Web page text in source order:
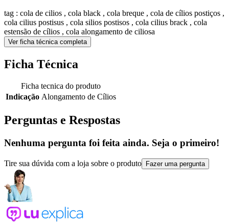
tag : cola de cilios , cola black , cola breque , cola de cílios postiços ,
cola cilius postisus , cola silios postisos , cola cilius brack , cola
estensão de cílios , cola alongamento de ciliosa
Ver ficha técnica completa
Ficha Técnica
Ficha tecnica do produto
Indicação Alongamento de Cílios
Perguntas e Respostas
Nenhuma pergunta foi feita ainda. Seja o primeiro!
Tire sua dúvida com a loja sobre o produto Fazer uma pergunta